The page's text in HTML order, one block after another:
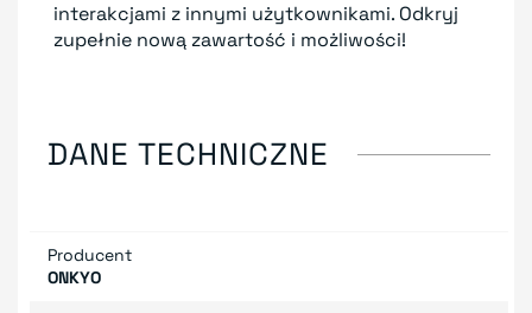
interakcjami z innymi użytkownikami. Odkryj
zupełnie nową zawartość i możliwości!
DANE TECHNICZNE
Producent
ONKYO